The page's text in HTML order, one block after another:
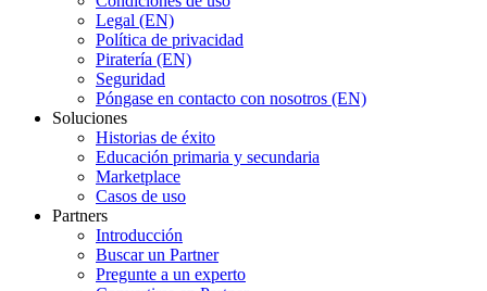
Legal (EN)
Política de privacidad
Piratería (EN)
Seguridad
Póngase en contacto con nosotros (EN)
Soluciones
Historias de éxito
Educación primaria y secundaria
Marketplace
Casos de uso
Partners
Introducción
Buscar un Partner
Pregunte a un experto